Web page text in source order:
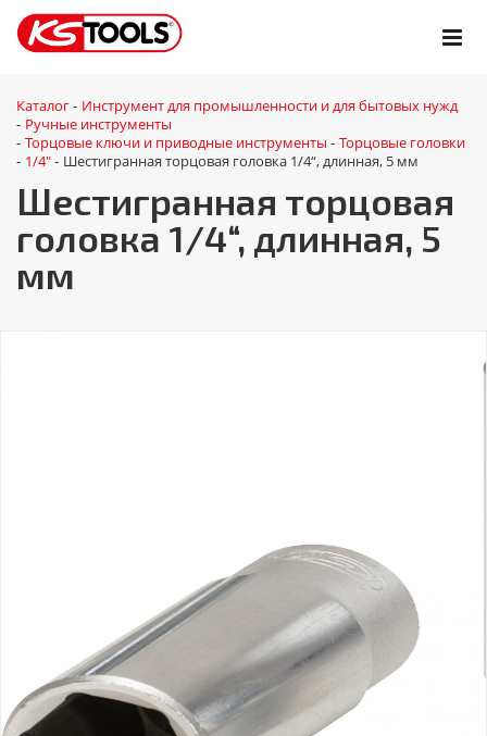
Каталог - Инструмент для промышленности и для бытовых нужд
- Ручные инструменты
- Торцовые ключи и приводные инструменты - Торцовые головки
- 1/4" - Шестигранная торцовая головка 1/4“, длинная, 5 мм
Шестигранная торцовая
головка 1/4“, длинная, 5
мм